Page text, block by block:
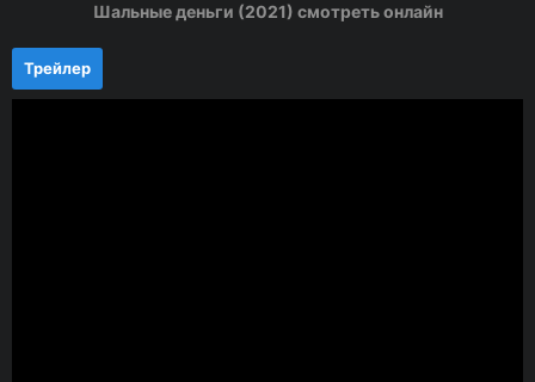
Шальные деньги (2021) смотреть онлайн
Трейлер